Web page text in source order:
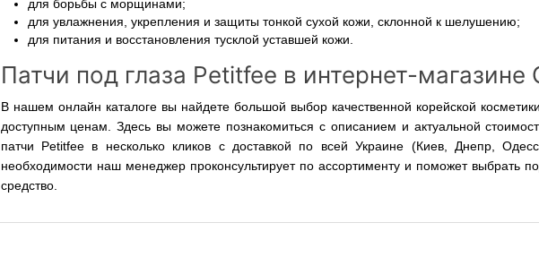
для борьбы с морщинами;
для увлажнения, укрепления и защиты тонкой сухой кожи, склонной к шелушению;
для питания и восстановления тусклой уставшей кожи.
Патчи под глаза Petitfee в интернет-магазине
В нашем онлайн каталоге вы найдете большой выбор качественной корейской
доступным ценам. Здесь вы можете познакомиться с описанием и актуальной
патчи Petitfee в несколько кликов с доставкой по всей Украине (Киев, Днепр,
необходимости наш менеджер проконсультирует по ассортименту и поможет выбрать
средство.